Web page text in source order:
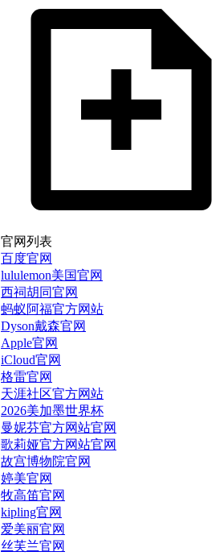
官网列表
百度官网
lululemon美国官网
西祠胡同官网
蚂蚁阿福官方网站
Dyson戴森官网
Apple官网
iCloud官网
格雷官网
天涯社区官方网站
2026美加墨世界杯
曼妮芬官方网站官网
歌莉娅官方网站官网
故宫博物院官网
婷美官网
牧高笛官网
kipling官网
爱美丽官网
丝芙兰官网